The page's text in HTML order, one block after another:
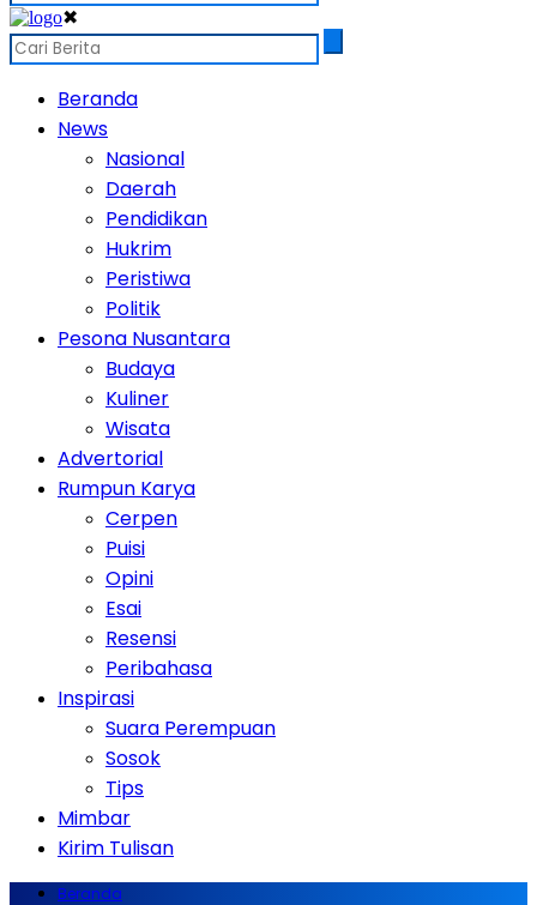
✖
Beranda
News
Nasional
Daerah
Pendidikan
Hukrim
Peristiwa
Politik
Pesona Nusantara
Budaya
Kuliner
Wisata
Advertorial
Rumpun Karya
Cerpen
Puisi
Opini
Esai
Resensi
Peribahasa
Inspirasi
Suara Perempuan
Sosok
Tips
Mimbar
Kirim Tulisan
Beranda